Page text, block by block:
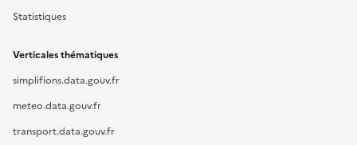
Statistiques
Verticales thématiques
simplifions.data.gouv.fr
meteo.data.gouv.fr
transport.data.gouv.fr